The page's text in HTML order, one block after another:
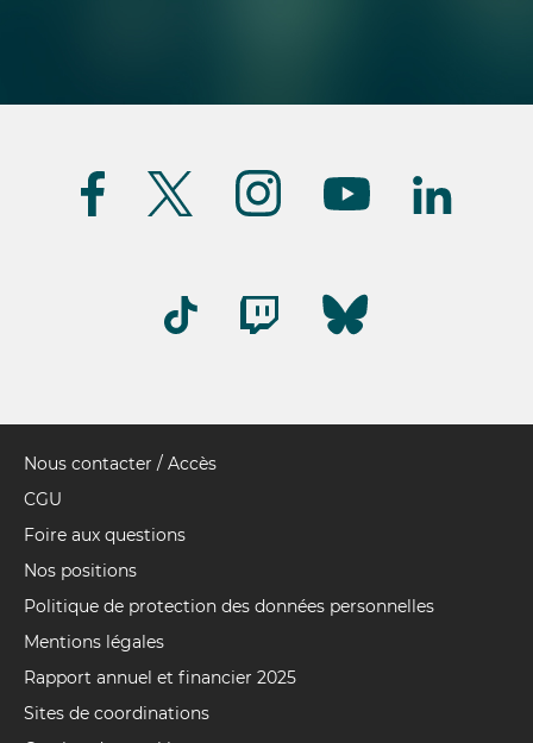
Pied
de
Nous contacter / Accès
CGU
Foire aux questions
Nos positions
Politique de protection des données personnelles
Mentions légales
Rapport annuel et financier 2025
Sites de coordinations